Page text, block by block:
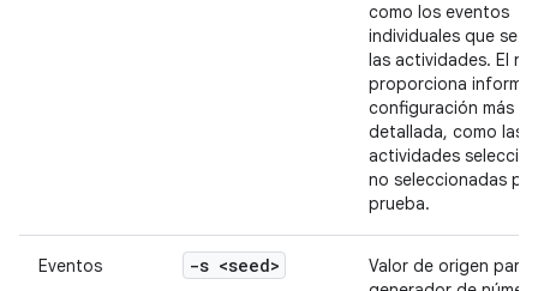
como los eventos
individuales que se
las actividades. El
proporciona
configuración más
detallada, como las
actividades
no seleccionadas
prueba.
Eventos -s <seed>
Valor de origen para